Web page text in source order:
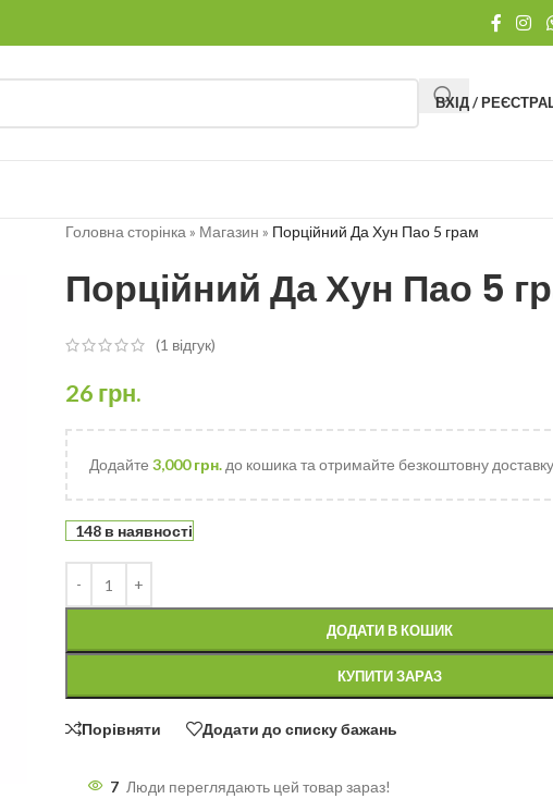
ВХІД /
Головна сторінка » Магазин » Порційний Да Хун Пао 5 грам
Порційний Да Хун Пао 5
(1 відгук)
26 грн.
Додайте 3,000грн.до кошика та отримайте безкоштовну
148 в наявності
ДОДАТИ В КОШИК
КУПИТИ ЗАРАЗ
Порівняти Додати до списку бажань
7 Люди переглядають цей товар зараз!